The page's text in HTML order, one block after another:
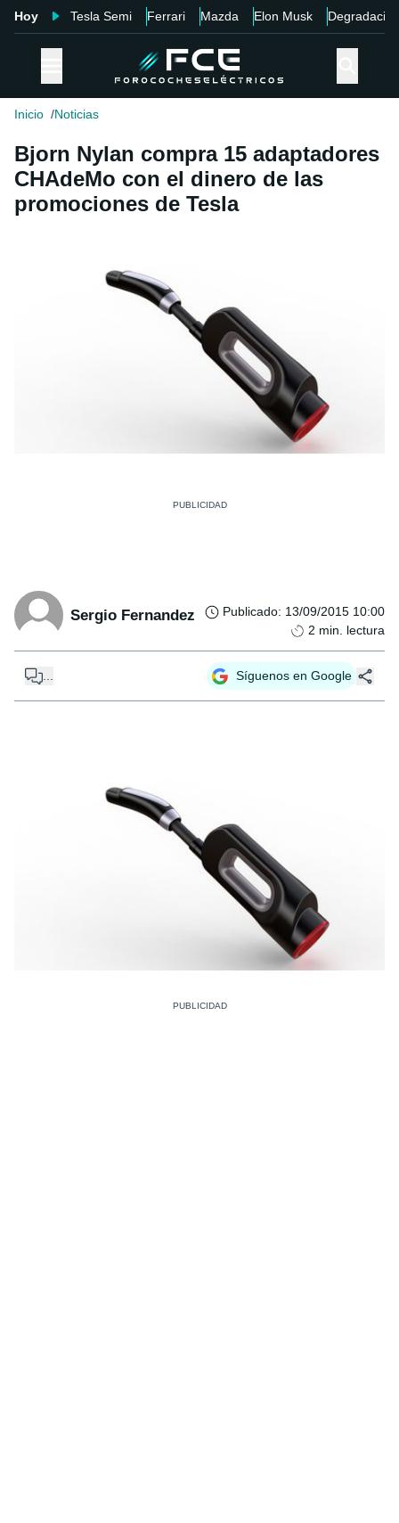
Hoy Tesla Semi Ferrari Mazda Elon Musk Degradación
Inicio Noticias
Bjorn Nylan compra 15 adaptadores
CHAdeMo con el dinero de las
promociones de Tesla
Sergio Fernandez Publicado: 13/09/2015 10:00
2 min. lectura
... Síguenos en Google